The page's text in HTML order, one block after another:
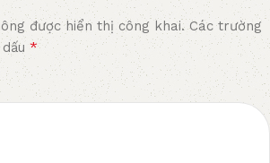
được hiển thị công khai. Các trường
*